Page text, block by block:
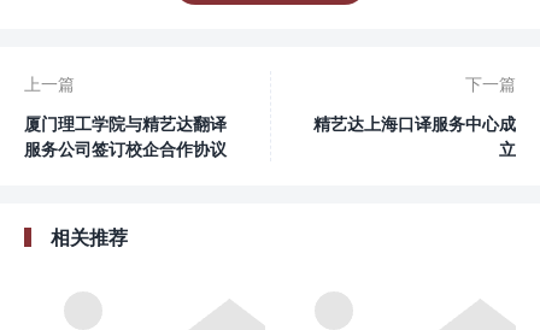
上一篇
厦门理工学院与精艺达翻译
服务公司签订校企合作协议
下一篇
精艺达上海口译服务中心成
立
相关推荐